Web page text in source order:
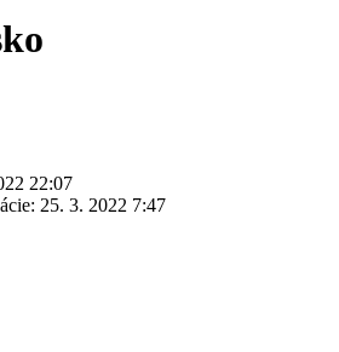
22:07
25. 3. 2022 7:47